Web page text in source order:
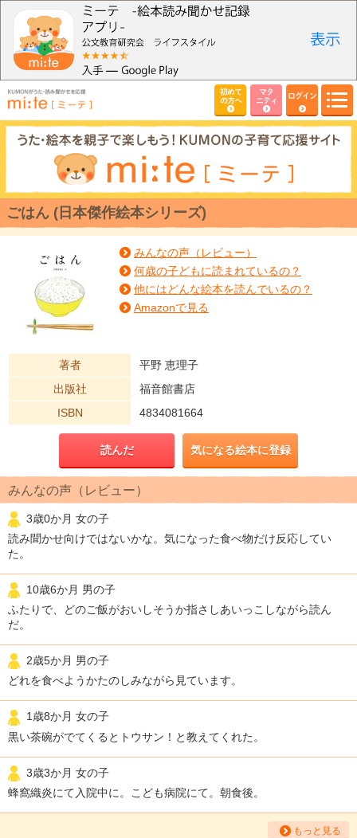
初めて
の方へ
マタ
ニティ
ログイン
ごはん (日本傑作絵本シリーズ)
みんなの声（レビュー）
何歳の子どもに読まれているの？
他にはどんな絵本を読んでいるの？
Amazonで見る
著者
平野 恵理子
出版社
福音館書店
ISBN
4834081664
読んだ 気になる絵本に登録
みんなの声（レビュー）
3歳0か月 女の子
読み聞かせ向けではないかな。気になった食べ物だけ反応してい
た。
10歳6か月 男の子
ふたりで、どのご飯がおいしそうか指さしあいっこしながら読ん
だ。
2歳5か月 男の子
どれを食べようかたのしみながら見ています。
1歳8か月 女の子
黒い茶碗がでてくるとトウサン！と教えてくれた。
3歳3か月 女の子
蜂窩織炎にて入院中に。こども病院にて。朝食後。
もっと見る